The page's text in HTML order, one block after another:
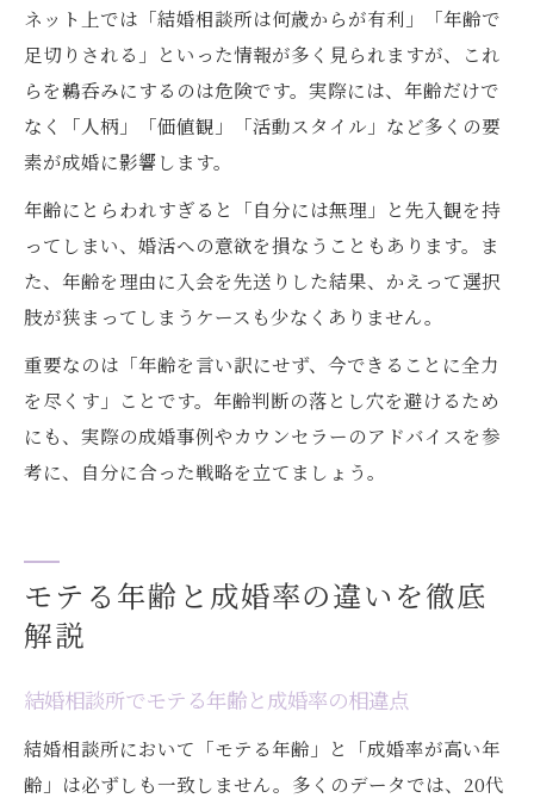
ネット上では「結婚相談所は何歳からが有利」「年齢で
足切りされる」といった情報が多く見られますが、これ
らを鵜呑みにするのは危険です。実際には、年齢だけで
なく「人柄」「価値観」「活動スタイル」など多くの要
素が成婚に影響します。
年齢にとらわれすぎると「自分には無理」と先入観を持
ってしまい、婚活への意欲を損なうこともあります。ま
た、年齢を理由に入会を先送りした結果、かえって選択
肢が狭まってしまうケースも少なくありません。
重要なのは「年齢を言い訳にせず、今できることに全力
を尽くす」ことです。年齢判断の落とし穴を避けるため
にも、実際の成婚事例やカウンセラーのアドバイスを参
考に、自分に合った戦略を立てましょう。
モテる年齢と成婚率の違いを徹底
解説
結婚相談所でモテる年齢と成婚率の相違点
結婚相談所において「モテる年齢」と「成婚率が高い年
齢」は必ずしも一致しません。多くのデータでは、20代